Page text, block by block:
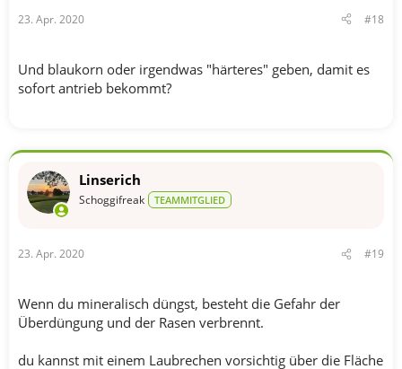
23. Apr. 2020 #18
Und blaukorn oder irgendwas "härteres" geben, damit es
sofort antrieb bekommt?
Linserich
Schoggifreak TEAMMITGLIED
23. Apr. 2020 #19
Wenn du mineralisch düngst, besteht die Gefahr der
Überdüngung und der Rasen verbrennt.
du kannst mit einem Laubrechen vorsichtig über die Fläche